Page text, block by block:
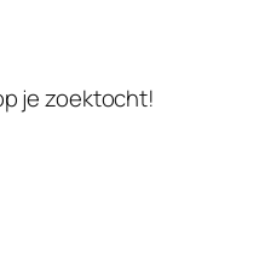
je zoektocht!